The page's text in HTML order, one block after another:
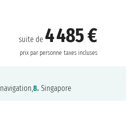
suite de4 485 €
prix par personne taxes incluses
navigation,8. Singapore